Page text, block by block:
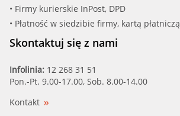
• Firmy kurierskie InPost, DPD
• Płatność w siedzibie firmy, kartą płatniczą
Skontaktuj się z nami
Infolinia: 12 268 31 51
Pon.-Pt. 9.00-17.00, Sob. 8.00-14.00
Kontakt